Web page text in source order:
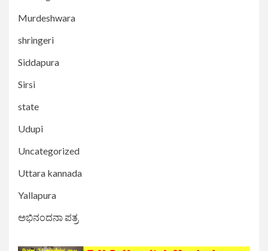
Murdeshwara
shringeri
Siddapura
Sirsi
state
Udupi
Uncategorized
Uttara kannada
Yallapura
ಅಭಿನಂದನಾ ಪತ್ರ